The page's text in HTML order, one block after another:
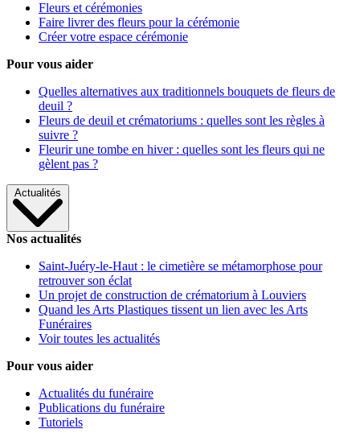
Fleurs et cérémonies
Faire livrer des fleurs pour la cérémonie
Créer votre espace cérémonie
Pour vous aider
Quelles alternatives aux traditionnels bouquets de fleurs de
deuil ?
Fleurs de deuil et crématoriums : quelles sont les règles à
suivre ?
Fleurir une tombe en hiver : quelles sont les fleurs qui ne
gèlent pas ?
Actualités
Nos actualités
Saint-Juéry-le-Haut : le cimetière se métamorphose pour
retrouver son éclat
Un projet de construction de crématorium à Louviers
Quand les Arts Plastiques tissent un lien avec les Arts
Funéraires
Voir toutes les actualités
Pour vous aider
Actualités du funéraire
Publications du funéraire
Tutoriels